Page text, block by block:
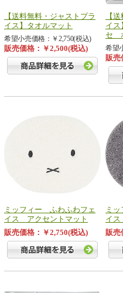
【送料無料・ジャストプラ
イス】タオルマット
希望小売価格：￥2,750(税込)
販売価格：￥2,500(税込)
【
イス
セ
希望
販売
ミッフィー ふわふわフェ
イス アクセントマット
販売価格：￥2,750(税込)
ミ
イ
販売